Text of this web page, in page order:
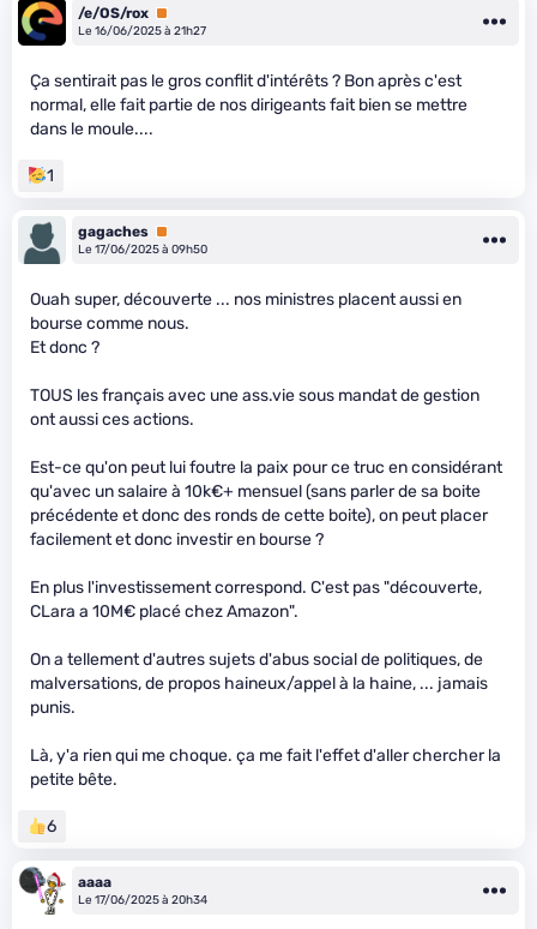
/e/OS/rox Premium
Le 16/06/2025 à 21h27
Ça sentirait pas le gros conflit d'intérêts ? Bon après c'est
normal, elle fait partie de nos dirigeants fait bien se mettre
dans le moule....
1
gagaches Premium
Le 17/06/2025 à 09h50
Ouah super, découverte ... nos ministres placent aussi en
bourse comme nous.
Et donc ?
TOUS les français avec une ass.vie sous mandat de gestion
ont aussi ces actions.
Est-ce qu'on peut lui foutre la paix pour ce truc en considérant
qu'avec un salaire à 10k€+ mensuel (sans parler de sa boite
précédente et donc des ronds de cette boite), on peut placer
facilement et donc investir en bourse ?
En plus l'investissement correspond. C'est pas "découverte,
CLara a 10M€ placé chez Amazon".
On a tellement d'autres sujets d'abus social de politiques, de
malversations, de propos haineux/appel à la haine, ... jamais
punis.
Là, y'a rien qui me choque. ça me fait l'effet d'aller chercher la
petite bête.
6
aaaa
Le 17/06/2025 à 20h34